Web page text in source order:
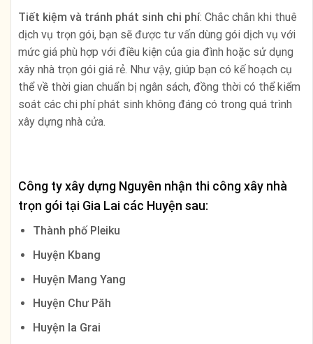
Tiết kiệm và tránh phát sinh chi phí: Chắc chắn khi thuê
dịch vụ trọn gói, bạn sẽ được tư vấn dùng gói dịch vụ với
mức giá phù hợp với điều kiện của gia đình hoặc sử dụng
xây nhà trọn gói giá rẻ. Như vậy, giúp bạn có kế hoạch cụ
thể về thời gian chuẩn bị ngân sách, đồng thời có thể kiểm
soát các chi phí phát sinh không đáng có trong quá trình
xây dựng nhà cửa.
Công ty xây dựng Nguyên nhận thi công xây nhà
trọn gói tại Gia Lai các Huyện sau:
Thành phố Pleiku
Huyện Kbang
Huyện Mang Yang
Huyện Chư Păh
Huyện Ia Grai